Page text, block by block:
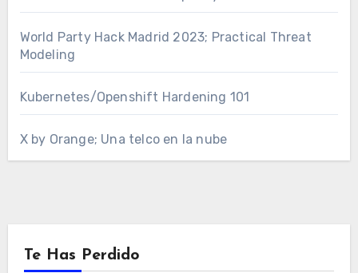
World Party Hack Madrid 2023; Practical Threat
Modeling
Kubernetes/Openshift Hardening 101
X by Orange; Una telco en la nube
Te Has Perdido